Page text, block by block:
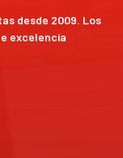
desde 2009. Los
excelencia